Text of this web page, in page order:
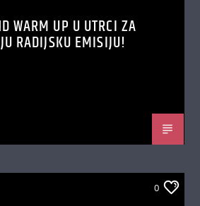
WARM UP U UTRCI ZA
RADIJSKU EMISIJU!
0